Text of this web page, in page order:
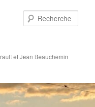
et Jean Beauchemin